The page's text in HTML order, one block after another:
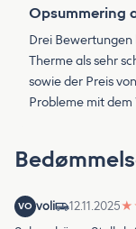
Opsummering
Drei
Therme als sehr
sowie der Preis
Probleme mit
VO voli 12.11.2025★